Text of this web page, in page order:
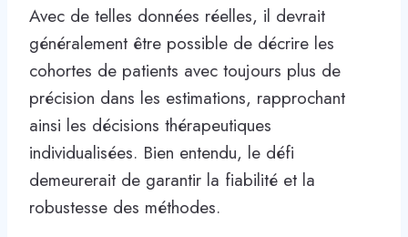
Avec de telles données réelles, il devrait
généralement être possible de décrire les
cohortes de patients avec toujours plus de
précision dans les estimations, rapprochant
ainsi les décisions thérapeutiques
individualisées. Bien entendu, le défi
demeurerait de garantir la fiabilité et la
robustesse des méthodes.